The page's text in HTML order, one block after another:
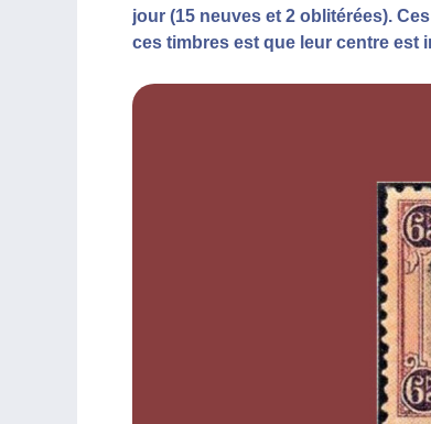
jour (15 neuves et 2 oblitérées).
ces timbres est que leur centre est